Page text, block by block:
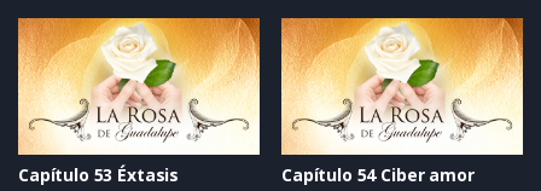
Capítulo 53 Éxtasis Capítulo 54 Ciber amor